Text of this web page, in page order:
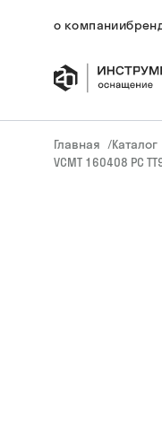
о компании
Главная /Каталог
VCMT 160408 PC